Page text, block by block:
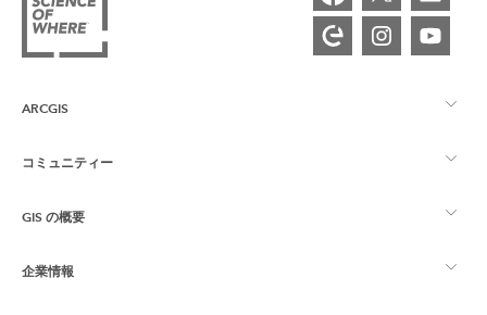
ARCGIS
ArcGIS の概要
マッピング
コミュニティー
Esri Community
ArcGIS ブログ
GIS の概要
GIS とは
企業情報